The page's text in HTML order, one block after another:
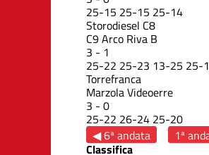
25-15 25-15 25-14
Storodiesel C8
C9 Arco Riva B
3 - 1
25-22 25-23 13-25 25-
Torrefranca
Marzola Videoerre
3 - 0
25-22 26-24 25-20
◀ 6ª andata
1ª
Classifica